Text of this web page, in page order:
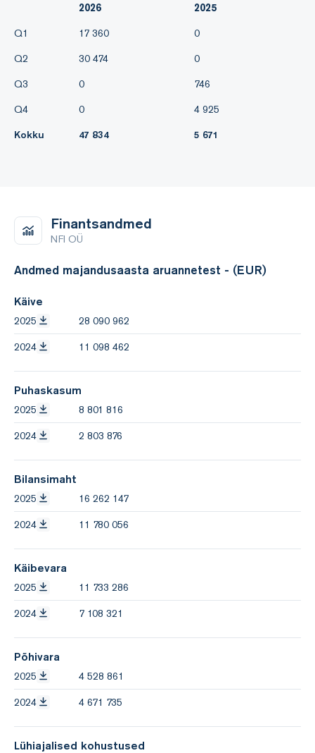
2026
2025
Q1
17 360
0
Q2
30 474
0
Q3
0
746
Q4
0
4 925
Kokku
47 834 5 671
Finantsandmed
NFI OÜ
Andmed majandusaasta aruannetest - (EUR)
Käive
2025 28 090 962
2024 11 098 462
Puhaskasum
2025 8 801 816
2024 2 803 876
Bilansimaht
2025 16 262 147
2024 11 780 056
Käibevara
2025 11 733 286
2024 7 108 321
Põhivara
2025 4 528 861
2024 4 671 735
Lühiajalised kohustused